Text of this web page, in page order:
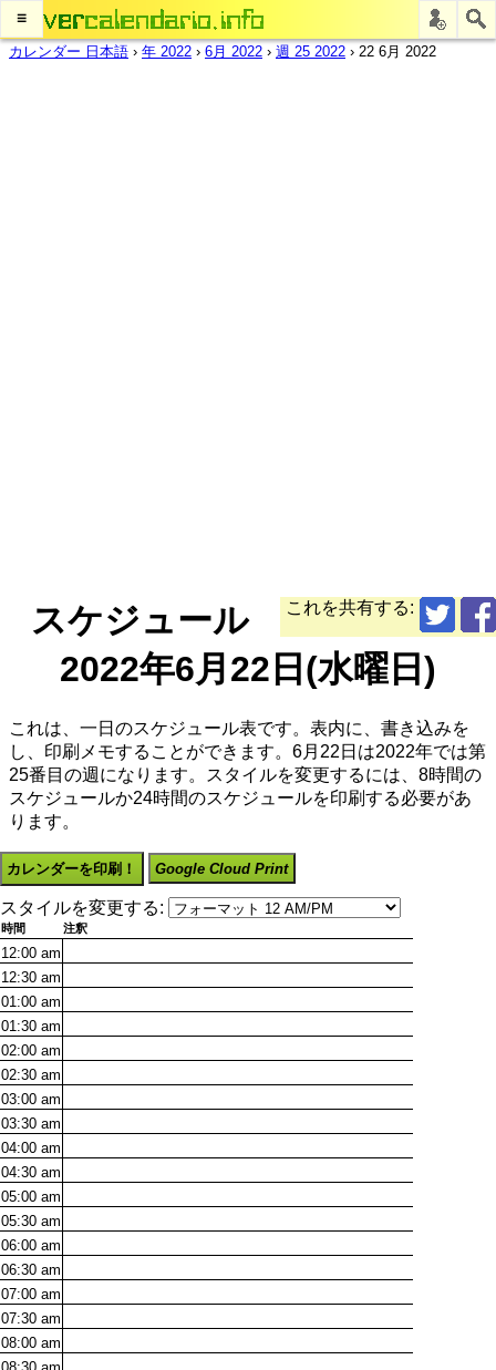
≡
カレンダー 日本語 › 年 2022 › 6月 2022 › 週 25 2022 › 22 6月 2022
これを共有する:
スケジュール
2022年6月22日(水曜日)
これは、一日のスケジュール表です。表内に、書き込みを
し、印刷メモすることができます。6月22日は2022年では第
25番目の週になります。スタイルを変更するには、8時間の
スケジュールか24時間のスケジュールを印刷する必要があ
ります。
カレンダーを印刷！ Google Cloud Print
スタイルを変更する:
時間 注釈
12:00 am
12:30 am
01:00 am
01:30 am
02:00 am
02:30 am
03:00 am
03:30 am
04:00 am
04:30 am
05:00 am
05:30 am
06:00 am
06:30 am
07:00 am
07:30 am
08:00 am